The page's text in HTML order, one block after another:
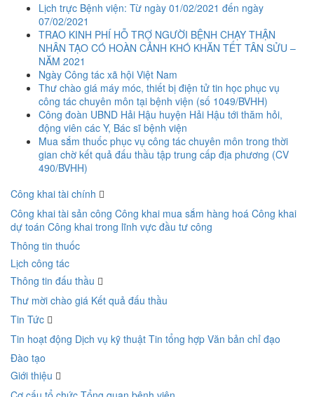
Lịch trực Bệnh viện: Từ ngày 01/02/2021 đến ngày
07/02/2021
TRAO KINH PHÍ HỖ TRỢ NGƯỜI BỆNH CHẠY THẬN
NHÂN TẠO CÓ HOÀN CẢNH KHÓ KHĂN TẾT TÂN SỬU –
NĂM 2021
Ngày Công tác xã hội Việt Nam
Thư chào giá máy móc, thiết bị điện tử tin học phục vụ
công tác chuyên môn tại bệnh viện (số 1049/BVHH)
Công đoàn UBND Hải Hậu huyện Hải Hậu tới thăm hỏi,
động viên các Y, Bác sĩ bệnh viện
Mua sắm thuốc phục vụ công tác chuyên môn trong thời
gian chờ kết quả đấu thầu tập trung cấp địa phương (CV
490/BVHH)
Công khai tài chính
Công khai tài sản công Công khai mua sắm hàng hoá Công khai
dự toán Công khai trong lĩnh vực đầu tư công
Thông tin thuốc
Lịch công tác
Thông tin đấu thầu
Thư mời chào giá Kết quả đấu thầu
Tin Tức
Tin hoạt động Dịch vụ kỹ thuật Tin tổng hợp Văn bản chỉ đạo
Đào tạo
Giới thiệu